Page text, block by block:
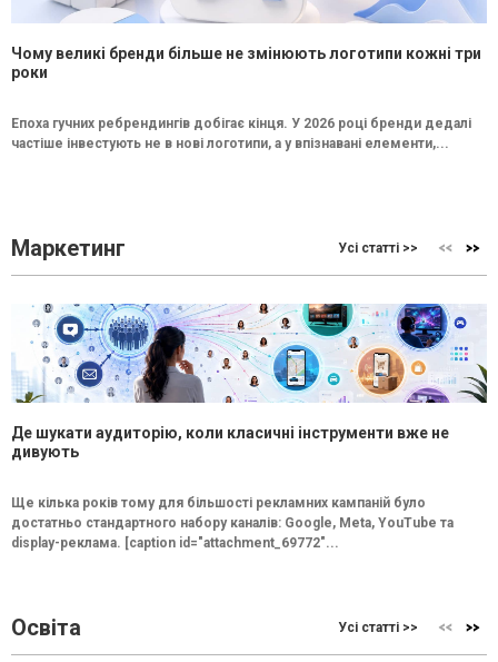
Чому великі бренди більше не змінюють логотипи кожні три
роки
Епоха гучних ребрендингів добігає кінця. У 2026 році бренди дедалі
частіше інвестують не в нові логотипи, а у впізнавані елементи,...
Маркетинг Усі статті >>
Де шукати аудиторію, коли класичні інструменти вже не
дивують
Ще кілька років тому для більшості рекламних кампаній було
достатньо стандартного набору каналів: Google, Meta, YouTube та
display-реклама. [caption id="attachment_69772"...
Освіта Усі статті >>